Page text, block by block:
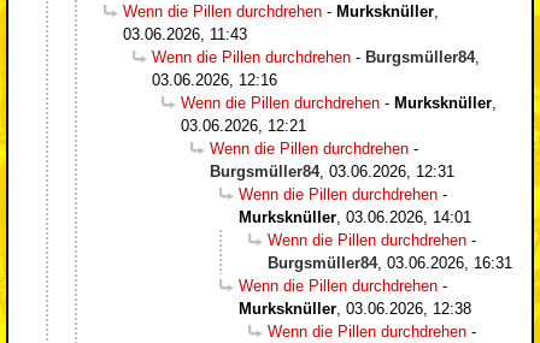
Wenn die Pillen durchdrehen - Murksknüller,
03.06.2026, 11:43
Wenn die Pillen durchdrehen - Burgsmüller84,
03.06.2026, 12:16
Wenn die Pillen durchdrehen - Murksknüller,
03.06.2026, 12:21
Wenn die Pillen durchdrehen -
Burgsmüller84, 03.06.2026, 12:31
Wenn die Pillen durchdrehen -
Murksknüller, 03.06.2026, 14:01
Wenn die Pillen durchdrehen -
Burgsmüller84, 03.06.2026, 16:31
Wenn die Pillen durchdrehen -
Murksknüller, 03.06.2026, 12:38
Wenn die Pillen durchdrehen -